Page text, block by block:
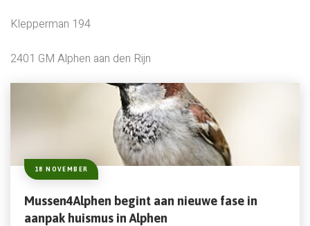
Klepperman 194
2401 GM Alphen aan den Rijn
18 NOVEMBER
Mussen4Alphen begint aan nieuwe fase in
aanpak huismus in Alphen